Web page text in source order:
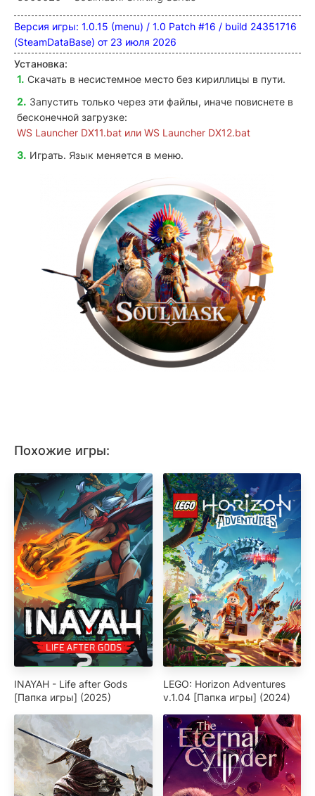
Версия игры: 1.0.15 (menu) / 1.0 Patch #16 / build 24351716
(SteamDataBase) от 23 июля 2026
Установка:
Скачать в несистемное место без кириллицы в пути.
Запустить только через эти файлы, иначе повиснете в
бесконечной загрузке:
WS Launcher DX11.bat или WS Launcher DX12.bat
Играть. Язык меняется в меню.
Похожие игры:
INAYAH - Life after Gods
[Папка игры] (2025)
LEGO: Horizon Adventures
v.1.04 [Папка игры] (2024)